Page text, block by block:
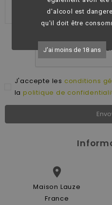
d'alcool est
qu'il doit être
J'ai moins de 18 ans
J'accepte les conditions
la politique de

Maison Lauze
France